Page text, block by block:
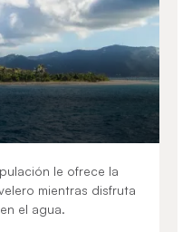
le ofrece la
mientras disfruta
el agua.